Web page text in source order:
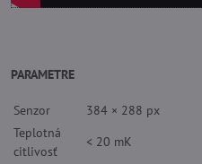
PARAMETRE
Senzor
384 × 288 px
Teplotná
citlivosť
< 20 mK